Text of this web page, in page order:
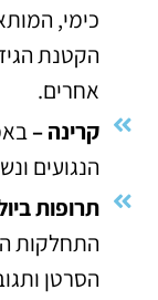
כימי,
הקטנת
אחרים.
קרינה –
הנגועים
תרופות
התחלקות
הסרטן